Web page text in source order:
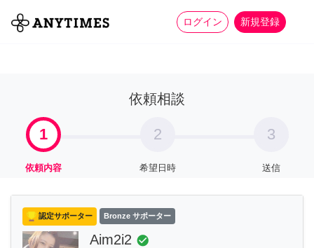
ログイン 新規登録
全て 家事 more_horiz
依頼相談
1
依頼内容
2
希望日時
3
送信
認定サポーター Bronze サポーター
Aim2i2 check_circle